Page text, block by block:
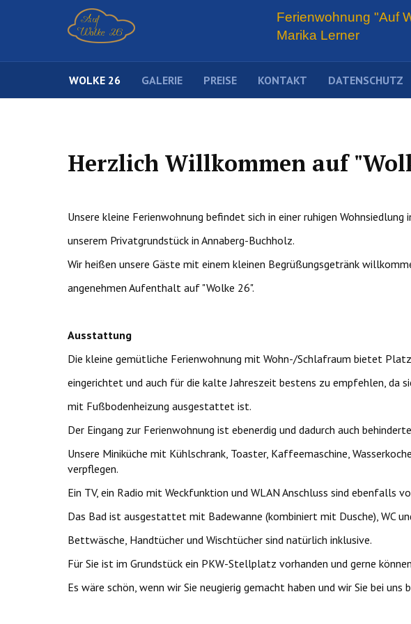
Ferienwohnung "Auf
Marika Lerner
WOLKE 26 GALERIE PREISE KONTAKT DATENSCHUTZ
Herzlich Willkommen auf
Unsere kleine Ferienwohnung befindet sich in einer ruhigen
unserem Privatgrundstück in Annaberg-Buchholz.
Wir heißen unsere Gäste mit einem kleinen Begrüßungsgetränk
angenehmen Aufenthalt auf "Wolke 26".
Ausstattung
Die kleine gemütliche Ferienwohnung mit Wohn-/Schlafraum bietet
eingerichtet und auch für die kalte Jahreszeit bestens zu empfehlen, da
mit Fußbodenheizung ausgestattet ist.
Der Eingang zur Ferienwohnung ist ebenerdig und dadurch auch
Unsere Miniküche mit Kühlschrank, Toaster, Kaffeemaschine,
verpflegen.
Ein TV, ein Radio mit Weckfunktion und WLAN Anschluss sind ebenfalls
Das Bad ist ausgestattet mit Badewanne (kombiniert mit Dusche), WC
Bettwäsche, Handtücher und Wischtücher sind natürlich inklusive.
Für Sie ist im Grundstück ein PKW-Stellplatz vorhanden und gerne
Es wäre schön, wenn wir Sie neugierig gemacht haben und wir Sie bei uns